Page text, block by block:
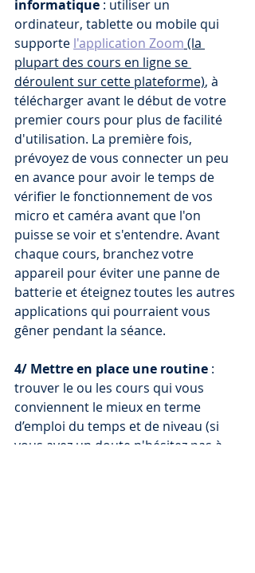
informatique : utiliser un
ordinateur, tablette ou mobile qui
supporte l'application Zoom (la
plupart des cours en ligne se
déroulent sur cette plateforme), à
télécharger avant le début de votre
premier cours pour plus de facilité
d'utilisation. La première fois,
prévoyez de vous connecter un peu
en avance pour avoir le temps de
vérifier le fonctionnement de vos
micro et caméra avant que l'on
puisse se voir et s'entendre. Avant
chaque cours, branchez votre
appareil pour éviter une panne de
batterie et éteignez toutes les autres
applications qui pourraient vous
gêner pendant la séance.
4/ Mettre en place une routine :
trouver le ou les cours qui vous
conviennent le mieux en terme
d’emploi du temps et de niveau (si
vous avez un doute n'hésitez pas à